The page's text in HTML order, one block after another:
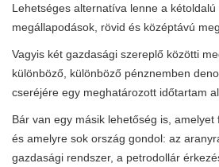
Lehetséges alternatíva lenne a kétoldalú
megállapodások, rövid és középtávú
Vagyis két gazdasági szereplő közötti
különböző, különböző pénznemben
cseréjére egy meghatározott időtartam
Bár van egy másik lehetőség is, amelyet
és amelyre sok ország gondol: az
gazdasági rendszer, a petrodollár